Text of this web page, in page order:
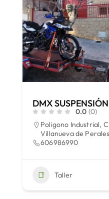
DMX SUSPENSIÓN
0.0 (0)
Poligono Industrial,
Villanueva de
606986990
Taller